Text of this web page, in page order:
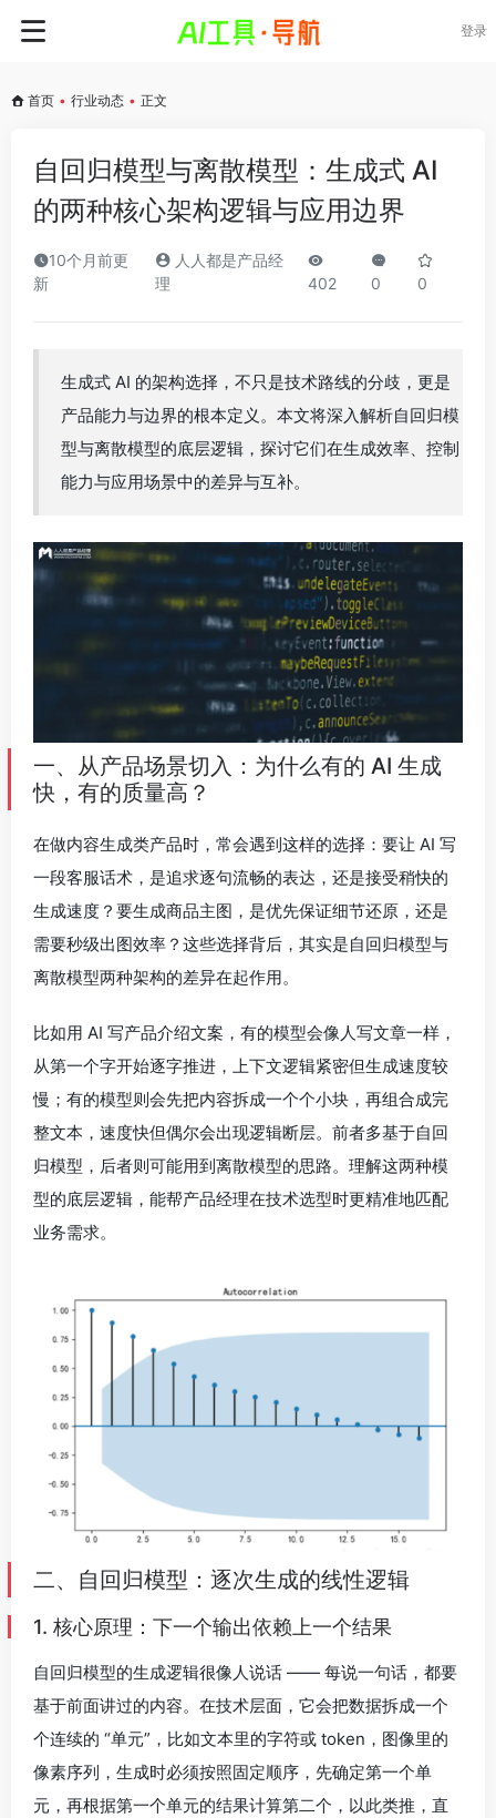
登录
首页 • 行业动态 • 正文
自回归模型与离散模型：生成式 AI
的两种核心架构逻辑与应用边界
10个月前更
新
人人都是产品经
理
402 0 0
生成式 AI 的架构选择，不只是技术路线的分歧，更是
产品能力与边界的根本定义。本文将深入解析自回归模
型与离散模型的底层逻辑，探讨它们在生成效率、控制
能力与应用场景中的差异与互补。
一、从产品场景切入：为什么有的 AI 生成
快，有的质量高？
在做内容生成类产品时，常会遇到这样的选择：要让 AI 写
一段客服话术，是追求逐句流畅的表达，还是接受稍快的
生成速度？要生成商品主图，是优先保证细节还原，还是
需要秒级出图效率？这些选择背后，其实是自回归模型与
离散模型两种架构的差异在起作用。
比如用 AI 写产品介绍文案，有的模型会像人写文章一样，
从第一个字开始逐字推进，上下文逻辑紧密但生成速度较
慢；有的模型则会先把内容拆成一个个小块，再组合成完
整文本，速度快但偶尔会出现逻辑断层。前者多基于自回
归模型，后者则可能用到离散模型的思路。理解这两种模
型的底层逻辑，能帮产品经理在技术选型时更精准地匹配
业务需求。
二、自回归模型：逐次生成的线性逻辑
1. 核心原理：下一个输出依赖上一个结果
自回归模型的生成逻辑很像人说话 —— 每说一句话，都要
基于前面讲过的内容。在技术层面，它会把数据拆成一个
个连续的 “单元”，比如文本里的字符或 token，图像里的
像素序列，生成时必须按照固定顺序，先确定第一个单
元，再根据第一个单元的结果计算第二个，以此类推，直